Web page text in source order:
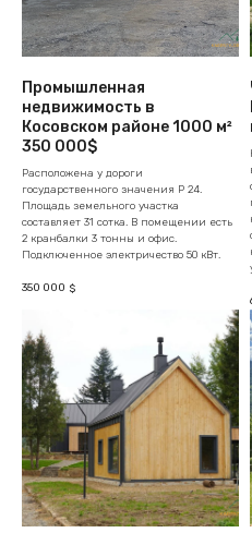
Промышленная
недвижимость в
Косовском районе 1000 м²
350 000$
Расположена у дороги
государственного значения Р 24.
Площадь земельного участка
составляет 31 сотка. В помещении есть
2 кранбалки 3 тонны и офис.
Подключенное электричество 50 кВт.
350 000 $